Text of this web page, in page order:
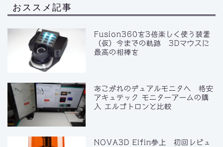
おススメ記事
Fusion360を3倍楽しく使う装置
（仮）今までの軌跡 3Dマウスに
最高の相棒を
あこがれのデュアルモニタへ 格安
アキュテック モニターアームの購
入 エルゴトロンと比較
NOVA3D Elfin参上 初回レビュ